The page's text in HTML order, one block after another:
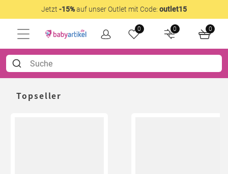
Jetzt -15%auf unser Outlet mit Code: outlet15
0 0 0
Topseller